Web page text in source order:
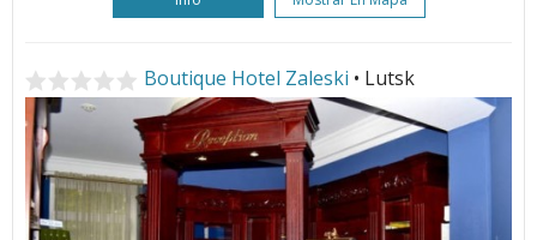
Boutique Hotel Zaleski • Lutsk